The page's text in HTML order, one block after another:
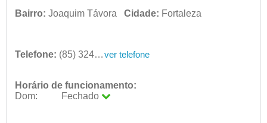
Bairro: Joaquim Távora Cidade: Fortaleza
Telefone: (85) 3246-4062 ver telefone
Horário de funcionamento:
Dom:
Fechado